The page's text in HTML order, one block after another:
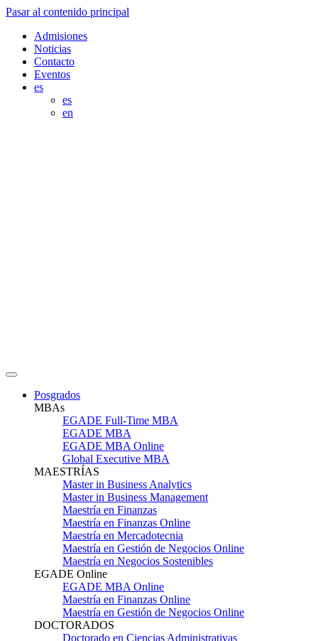
Pasar al contenido principal
Admisiones
Noticias
Contacto
Eventos
es
es
en
Posgrados
MBAs
EGADE Full-Time MBA
EGADE MBA
EGADE MBA Online
Global Executive MBA
MAESTRÍAS
Master in Business Analytics
Master in Business Management
Maestría en Finanzas
Maestría en Finanzas Online
Maestría en Mercadotecnia
Maestría en Gestión de Negocios Online
Maestría en Negocios Sostenibles
EGADE Online
EGADE MBA Online
Maestría en Finanzas Online
Maestría en Gestión de Negocios Online
DOCTORADOS
Doctorado en Ciencias Administrativas